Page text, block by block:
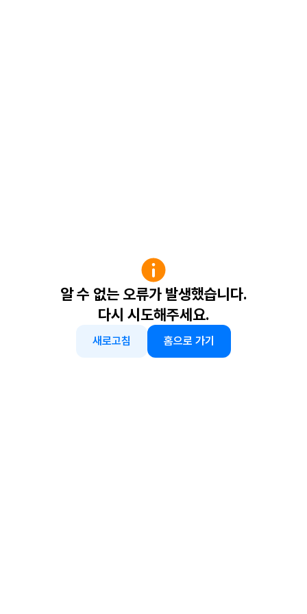
알 수 없는 오류가 발생했습니다.
다시 시도해주세요.
새로고침 홈으로 가기